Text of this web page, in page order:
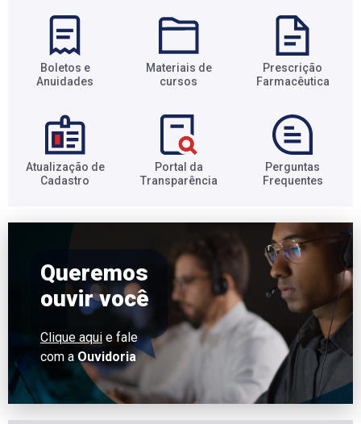
Boletos e
Anuidades​
Materiais de
cursos​
Prescrição
Farmacêutica​
Atualização de
Cadastro​
Portal da
Transparência​
Perguntas
Frequentes​
Queremos
ouvir você
Clique aqui e fale
com a Ouvidoria